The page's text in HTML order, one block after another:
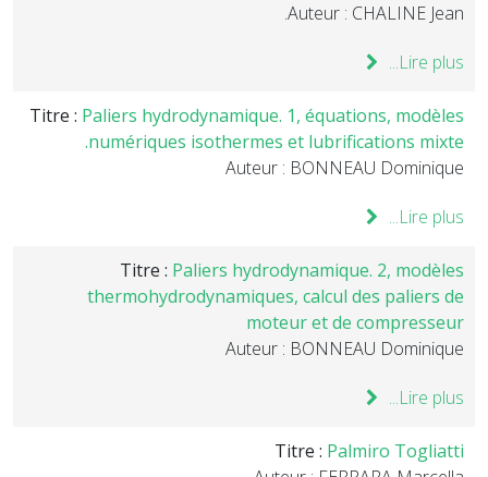
Auteur : CHALINE Jean.
Lire plus...
Titre : Paliers hydrodynamique. 1, équations, modèles
numériques isothermes et lubrifications mixte.
Auteur : BONNEAU Dominique
Lire plus...
Titre : Paliers hydrodynamique. 2, modèles
thermohydrodynamiques, calcul des paliers de
moteur et de compresseur
Auteur : BONNEAU Dominique
Lire plus...
Titre : Palmiro Togliatti